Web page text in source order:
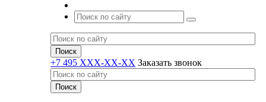
+7 495 XXX-XX-XX Заказать звонок